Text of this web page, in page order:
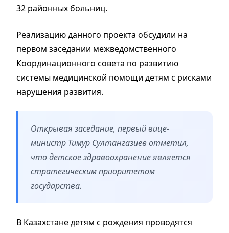
32 районных больниц.
Реализацию данного проекта обсудили на
первом заседании межведомственного
Координационного совета по развитию
системы медицинской помощи детям с рисками
нарушения развития.
Открывая заседание, первый вице-
министр Тимур Султангазиев отметил,
что детское здравоохранение является
стратегическим приоритетом
государства.
В Казахстане детям с рождения проводятся